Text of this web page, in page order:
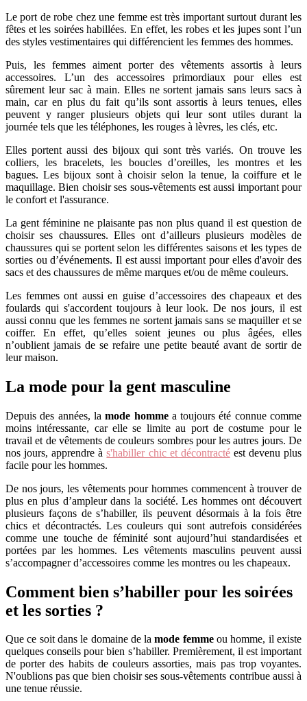
Le port de robe chez une femme est très important surtout durant les
fêtes et les soirées habillées. En effet, les robes et les jupes sont l’un
des styles vestimentaires qui différencient les femmes des hommes.
Puis, les femmes aiment porter des vêtements assortis à leurs
accessoires. L’un des accessoires primordiaux pour elles est
sûrement leur sac à main. Elles ne sortent jamais sans leurs sacs à
main, car en plus du fait qu’ils sont assortis à leurs tenues, elles
peuvent y ranger plusieurs objets qui leur sont utiles durant la
journée tels que les téléphones, les rouges à lèvres, les clés, etc.
Elles portent aussi des bijoux qui sont très variés. On trouve les
colliers, les bracelets, les boucles d’oreilles, les montres et les
bagues. Les bijoux sont à choisir selon la tenue, la coiffure et le
maquillage. Bien choisir ses sous-vêtements est aussi important pour
le confort et l'assurance.
La gent féminine ne plaisante pas non plus quand il est question de
choisir ses chaussures. Elles ont d’ailleurs plusieurs modèles de
chaussures qui se portent selon les différentes saisons et les types de
sorties ou d’événements. Il est aussi important pour elles d'avoir des
sacs et des chaussures de même marques et/ou de même couleurs.
Les femmes ont aussi en guise d’accessoires des chapeaux et des
foulards qui s'accordent toujours à leur look. De nos jours, il est
aussi connu que les femmes ne sortent jamais sans se maquiller et se
coiffer. En effet, qu’elles soient jeunes ou plus âgées, elles
n’oublient jamais de se refaire une petite beauté avant de sortir de
leur maison.
La mode pour la gent masculine
Depuis des années, lamode hommea toujours été connue comme
moins intéressante, car elle se limite au port de costume pour le
travail et de vêtements de couleurs sombres pour les autres jours. De
nos jours, apprendre às'habiller chic et décontractéest devenu plus
facile pour les hommes.
De nos jours, les vêtements pour hommes commencent à trouver de
plus en plus d’ampleur dans la société. Les hommes ont découvert
plusieurs façons de s’habiller, ils peuvent désormais à la fois être
chics et décontractés. Les couleurs qui sont autrefois considérées
comme une touche de féminité sont aujourd’hui standardisées et
portées par les hommes. Les vêtements masculins peuvent aussi
s’accompagner d’accessoires comme les montres ou les chapeaux.
Comment bien s’habiller pour les soirées
et les sorties ?
Que ce soit dans le domaine de lamode femmeou homme, il existe
quelques conseils pour bien s’habiller. Premièrement, il est important
de porter des habits de couleurs assorties, mais pas trop voyantes.
N'oublions pas que bien choisir ses sous-vêtements contribue aussi à
une tenue réussie.